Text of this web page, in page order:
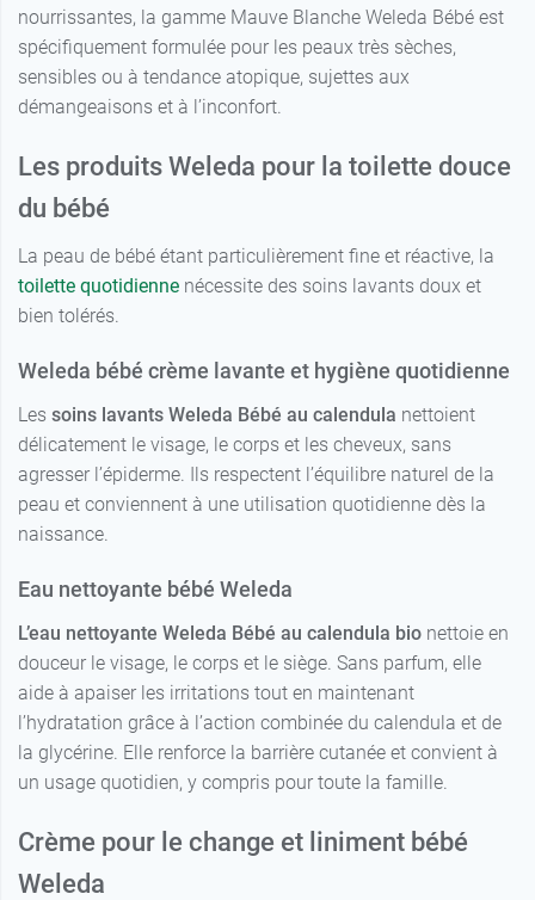
nourrissantes, la gamme Mauve Blanche Weleda Bébé est
spécifiquement formulée pour les peaux très sèches,
sensibles ou à tendance atopique, sujettes aux
démangeaisons et à l’inconfort.
Les produits Weleda pour la toilette douce
du bébé
La peau de bébé étant particulièrement fine et réactive, la
toilette quotidienne nécessite des soins lavants doux et
bien tolérés.
Weleda bébé crème lavante et hygiène quotidienne
Les soins lavants Weleda Bébé au calendula nettoient
délicatement le visage, le corps et les cheveux, sans
agresser l’épiderme. Ils respectent l’équilibre naturel de la
peau et conviennent à une utilisation quotidienne dès la
naissance.
Eau nettoyante bébé Weleda
L’eau nettoyante Weleda Bébé au calendula bio nettoie en
douceur le visage, le corps et le siège. Sans parfum, elle
aide à apaiser les irritations tout en maintenant
l’hydratation grâce à l’action combinée du calendula et de
la glycérine. Elle renforce la barrière cutanée et convient à
un usage quotidien, y compris pour toute la famille.
Crème pour le change et liniment bébé
Weleda